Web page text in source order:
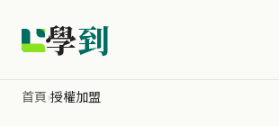
學到
首頁›授權加盟